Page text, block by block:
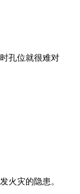
孔位就很难对
火灾的隐患。